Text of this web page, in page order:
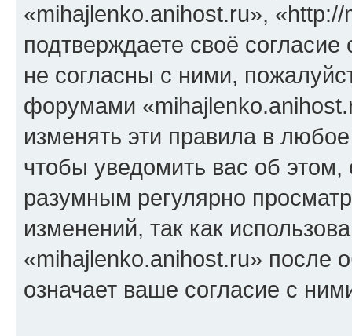
«mihajlenko.anihost.ru»,
подтверждаете своё
не согласны с ними,
форумами
изменять эти правила в
чтобы уведомить вас об
разумным регулярно
изменений, так как
«mihajlenko.anihost.ru» после
означает ваше согласие с